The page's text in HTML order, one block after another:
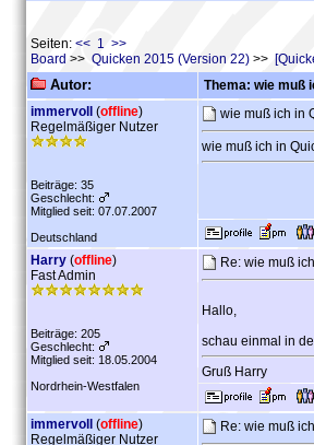
Seiten: << 1 >>
Board >> Quicken 2015 (Version 22) >>
Autor:
Thema: wie muß
immervoll
(offline)
Regelmäßiger Nutzer
Beiträge: 35
Geschlecht:
Mitglied seit: 07.07.2007
Deutschland
wie muß ich in
wie muß ich in
Harry (offline)
Fast Admin
Beiträge: 205
Geschlecht:
Mitglied seit: 18.05.2004
Nordrhein-Westfalen
Re: wie muß
Hallo,
schau einmal in
Gruß Harry
immervoll (offline)
Regelmäßiger Nutzer
Re: wie muß